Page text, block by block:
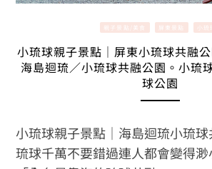
親子景點/美食 屏東景點 小琉球
小琉球親子景點｜屏東小琉球共融
海島迴琉／小琉球共融公園。小琉
球公園
小琉球親子景點｜海島迴琉小琉
琉球千萬不要錯過連人都會變得